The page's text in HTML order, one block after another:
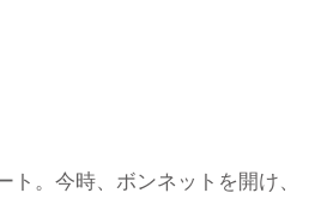
。今時、ボンネットを開け、